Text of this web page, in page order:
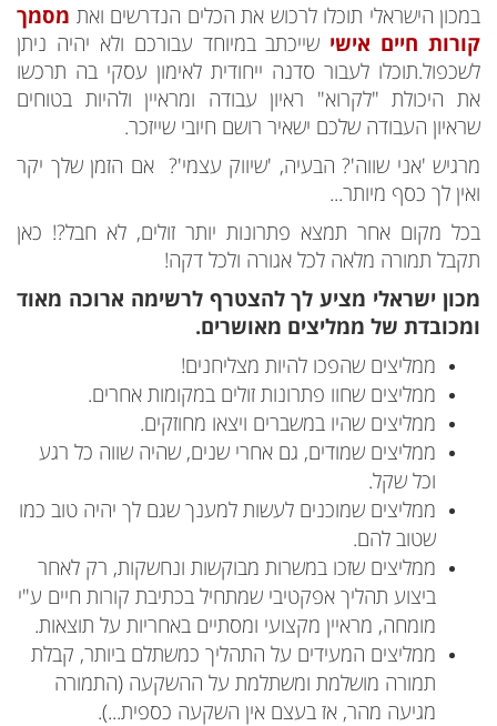
במכון הישראלי תוכלו לרכוש את הכלים הנדרשים ואת מסמך
קורות חיים אישי שייכתב במיוחד עבורכם ולא יהיה ניתן
לשכפול.תוכלו לעבור סדנה ייחודית לאימון עסקי בה תרכשו
את היכולת "לקרוא" ראיון עבודה ומראיין ולהיות בטוחים
שראיון העבודה שלכם ישאיר רושם חיובי שייזכר.
מרגיש 'אני שווה'? הבעיה, 'שיווק עצמי'? אם הזמן שלך יקר
ואין לך כסף מיותר...
בכל מקום אחר תמצא פתרונות יותר זולים, לא חבל?! כאן
תקבל תמורה מלאה לכל אגורה ולכל דקה!
מכון ישראלי מציע לך להצטרף לרשימה ארוכה מאוד
ומכובדת של ממליצים מאושרים.
ממליצים שהפכו להיות מצליחנים!
ממליצים שחוו פתרונות זולים במקומות אחרים.
ממליצים שהיו במשברים ויצאו מחוזקים.
ממליצים שמודים, גם אחרי שנים, שהיה שווה כל רגע
וכל שקל.
ממליצים שמוכנים לעשות למענך שגם לך יהיה טוב כמו
שטוב להם.
ממליצים שזכו במשרות מבוקשות ונחשקות, רק לאחר
ביצוע תהליך אפקטיבי שמתחיל בכתיבת קורות חיים ע"י
מומחה, מראיין מקצועי ומסתיים באחריות על תוצאות.
ממליצים המעידים על התהליך כמשתלם ביותר, קבלת
תמורה מושלמת ומשתלמת על ההשקעה (התמורה
מגיעה מהר, אז בעצם אין השקעה כספית...).